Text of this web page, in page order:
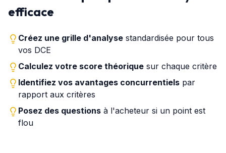
efficace
Créez une grille d'analyse standardisée pour tous
vos DCE
Calculez votre score théorique sur chaque critère
Identifiez vos avantages concurrentiels par
rapport aux critères
Posez des questions à l'acheteur si un point est
flou